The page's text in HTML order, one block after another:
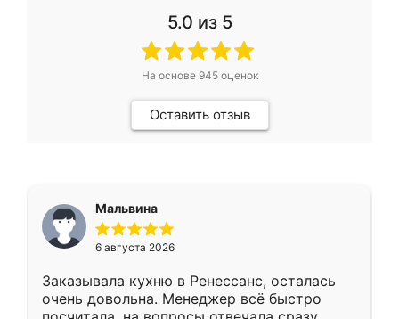
5.0 из 5
На основе 945оценок
Оставить отзыв
Мальвина
6 августа 2026
Заказывала кухню в Ренессанс, осталась
очень довольна. Менеджер всё быстро